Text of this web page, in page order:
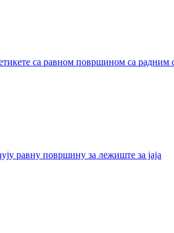
са равном површином са радним
равну површину за лежиште за јаја